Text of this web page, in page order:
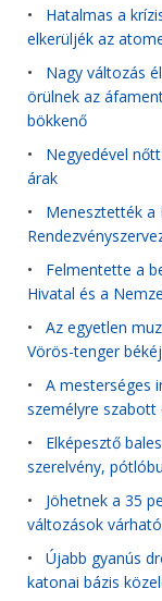
• Hatalmas a
elkerüljék az
• Nagy változás
örülnek az
bökkenő
• Negyedével
árak
• Menesztették a
• Felmentette a
Hivatal és a
• Az egyetlen
Vörös-tenger
• A mesterséges
személyre szabott
• Elképesztő
szerelvény,
• Jöhetnek a 35
változások
• Újabb gyanús
katonai bázis